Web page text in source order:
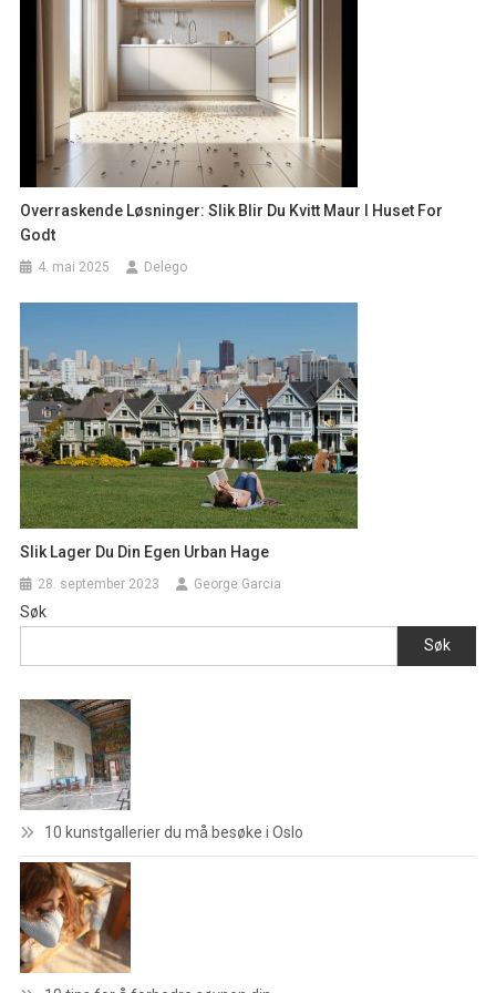
Overraskende Løsninger: Slik Blir Du Kvitt Maur I Huset For
Godt
4. mai 2025 Delego
Slik Lager Du Din Egen Urban Hage
28. september 2023 George Garcia
Søk
Søk
10 kunstgallerier du må besøke i Oslo